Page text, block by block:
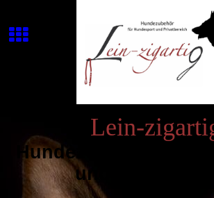
Lein-
Hundezubehör für
und